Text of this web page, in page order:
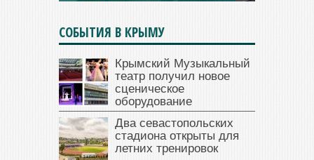
СОБЫТИЯ В КРЫМУ
Крымский Музыкальный
театр получил новое
сценическое
оборудование
Два севастопольских
стадиона открыты для
летних тренировок